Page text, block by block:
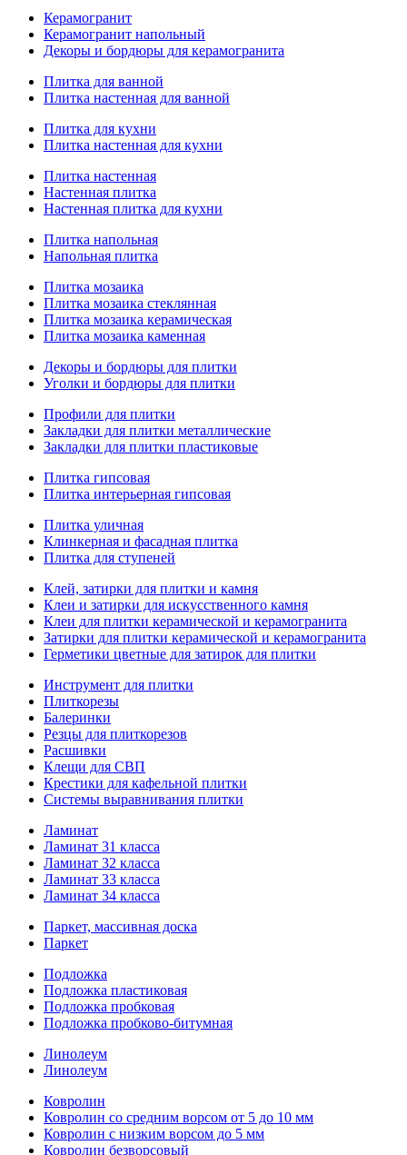
Керамогранит
Керамогранит напольный
Декоры и бордюры для керамогранита
Плитка для ванной
Плитка настенная для ванной
Плитка для кухни
Плитка настенная для кухни
Плитка настенная
Настенная плитка
Настенная плитка для кухни
Плитка напольная
Напольная плитка
Плитка мозаика
Плитка мозаика стеклянная
Плитка мозаика керамическая
Плитка мозаика каменная
Декоры и бордюры для плитки
Уголки и бордюры для плитки
Профили для плитки
Закладки для плитки металлические
Закладки для плитки пластиковые
Плитка гипсовая
Плитка интерьерная гипсовая
Плитка уличная
Клинкерная и фасадная плитка
Плитка для ступеней
Клей, затирки для плитки и камня
Клеи и затирки для искусственного камня
Клеи для плитки керамической и керамогранита
Затирки для плитки керамической и керамогранита
Герметики цветные для затирок для плитки
Инструмент для плитки
Плиткорезы
Балеринки
Резцы для плиткорезов
Расшивки
Клещи для СВП
Крестики для кафельной плитки
Системы выравнивания плитки
Ламинат
Ламинат 31 класса
Ламинат 32 класса
Ламинат 33 класса
Ламинат 34 класса
Паркет, массивная доска
Паркет
Подложка
Подложка пластиковая
Подложка пробковая
Подложка пробково-битумная
Линолеум
Линолеум
Ковролин
Ковролин со средним ворсом от 5 до 10 мм
Ковролин с низким ворсом до 5 мм
Ковролин безворсовый